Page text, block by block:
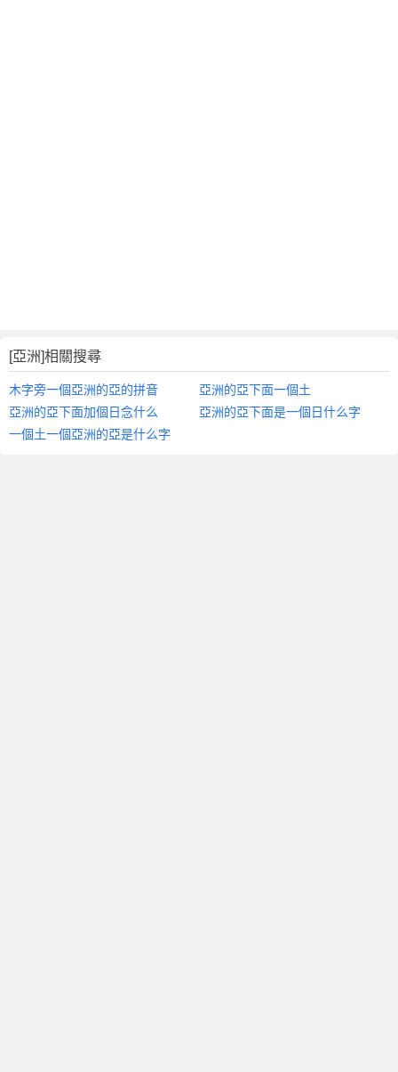
[亞洲]相關搜尋
木字旁一個亞洲的亞的拼音
亞洲的亞下面一個土
亞洲的亞下面加個日念什么
亞洲的亞下面是一個日什么字
一個土一個亞洲的亞是什么字